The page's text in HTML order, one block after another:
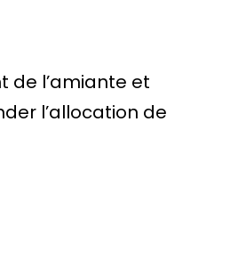
de l’amiante et
l’allocation de